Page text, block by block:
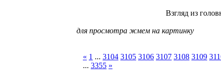
Взгляд из
для просмотра жмем на картинку
« 1 ... 3104 3105 3106 3107 3108 3109
... 3355 »